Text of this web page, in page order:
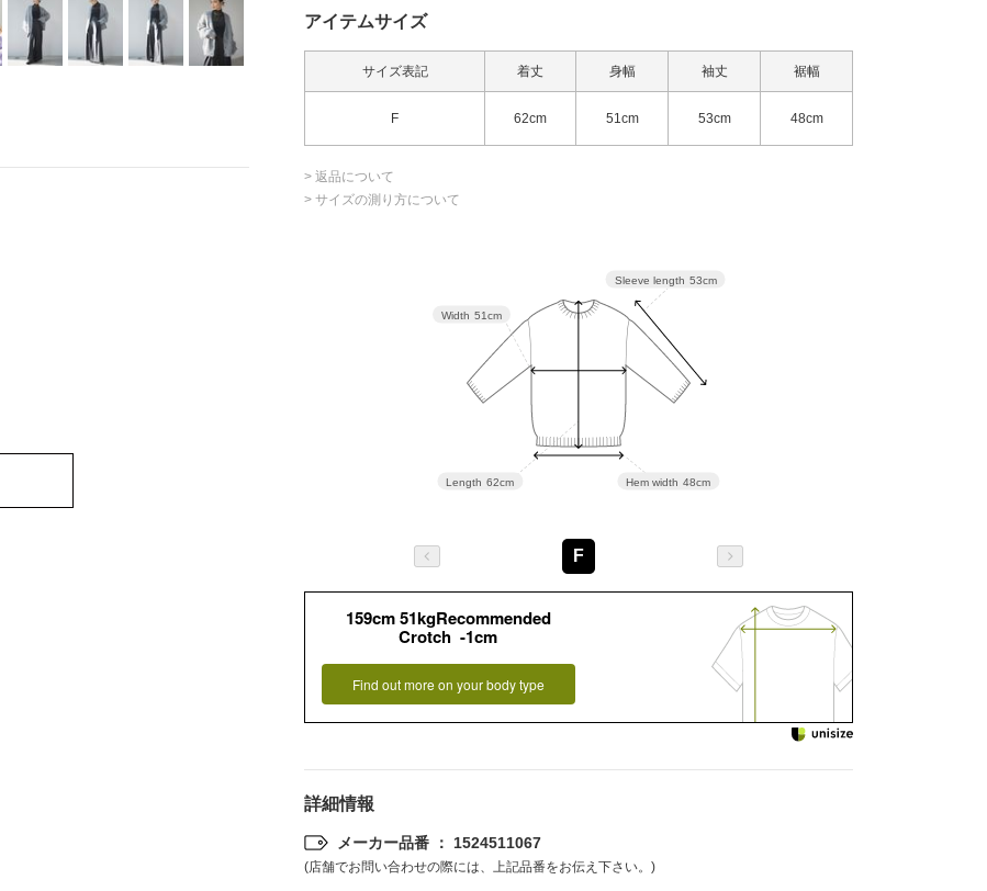
アイテムサイズ
サイズ表記 着丈 身幅 袖丈 裾幅
F 62cm 51cm 53cm 48cm
> 返品について
> サイズの測り方について
Hem width 48cm
Sleeve length 53cm
Length 62cm
Width 51cm
F
159cm 51kgRecommended
Crotch -1cm
Find out more on your body type
詳細情報
メーカー品番 ： 1524511067
(店舗でお問い合わせの際には、上記品番をお伝え下さい。)